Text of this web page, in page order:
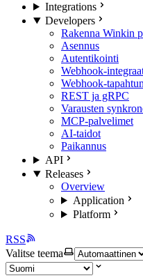
Integrations
Developers
Rakenna Winkin
Asennus
Autentikointi
Webhook-
Webhook-
REST ja gRPC
Varausten
MCP-palvelimet
AI-taidot
Paikannus
API
Releases
Overview
Application
Platform
RSS
Valitse teema